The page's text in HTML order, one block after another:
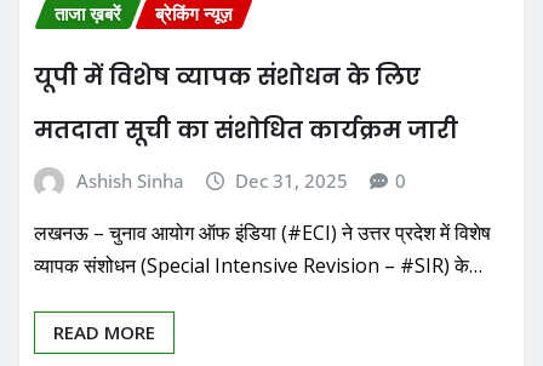
ताजा ख़बरें ब्रेकिंग न्यूज़
यूपी में विशेष व्यापक संशोधन के लिए
मतदाता सूची का संशोधित कार्यक्रम जारी
Ashish Sinha Dec 31, 2025 0
लखनऊ – चुनाव आयोग ऑफ इंडिया (#ECI) ने उत्तर प्रदेश में विशेष
व्यापक संशोधन (Special Intensive Revision – #SIR) के…
READ MORE